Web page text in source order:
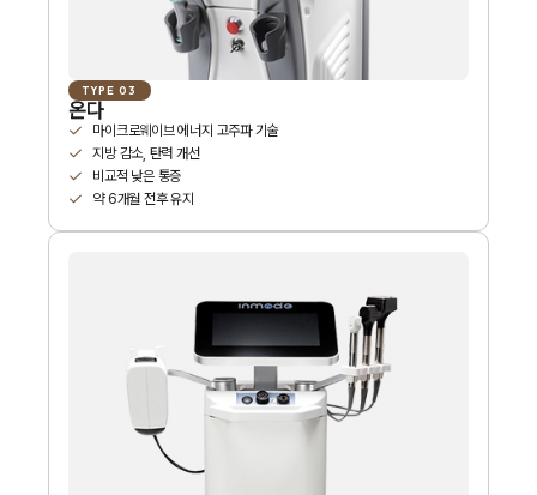
TYPE 03
온다
마이크로웨이브 에너지 고주파 기술
지방 감소, 탄력 개선
비교적 낮은 통증
약 6개월 전후 유지